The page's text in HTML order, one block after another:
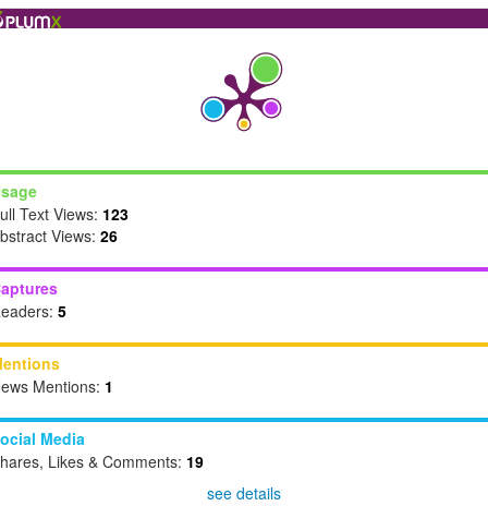
Text Views: 123
Views: 26
5
Mentions: 1
Media
Likes & Comments: 19
see details